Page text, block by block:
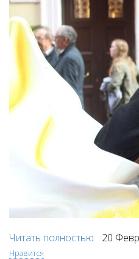
Читать полностью 20
Нравится